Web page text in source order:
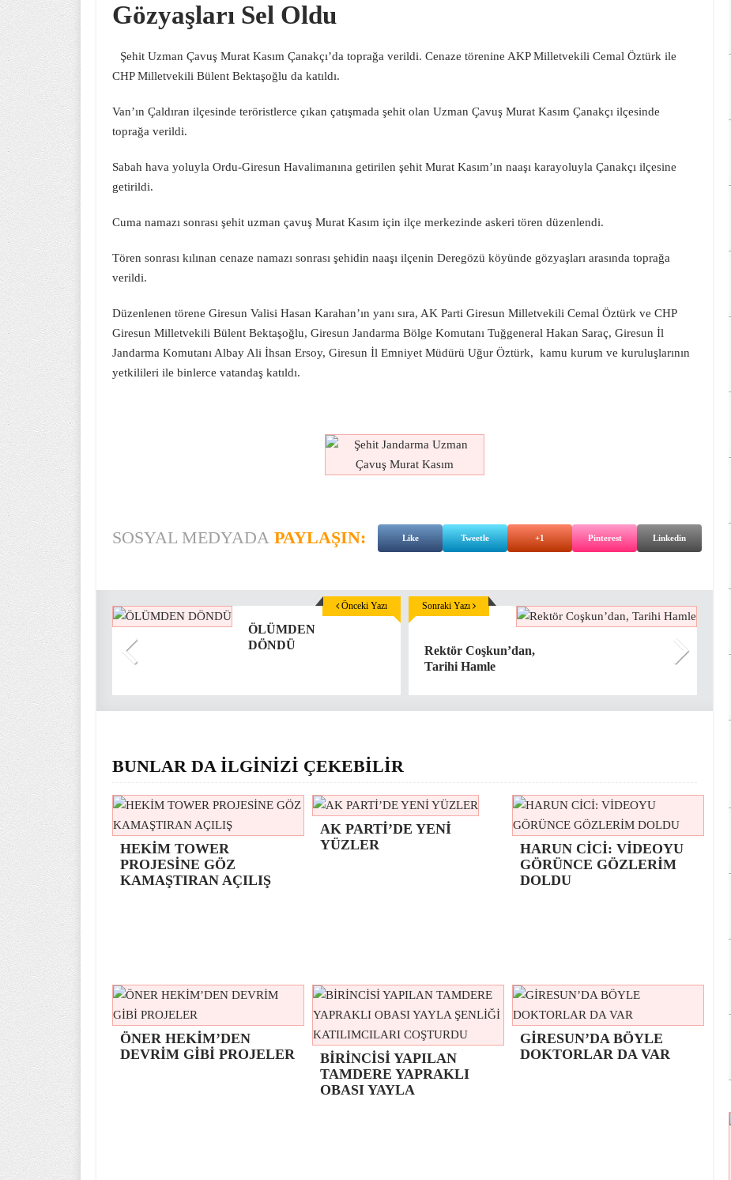
Gözyaşları Sel Oldu
Şehit Uzman Çavuş Murat Kasım Çanakçı’da toprağa verildi. Cenaze törenine AKP Milletvekili Cemal Öztürk ile
CHP Milletvekili Bülent Bektaşoğlu da katıldı.
Van’ın Çaldıran ilçesinde teröristlerce çıkan çatışmada şehit olan Uzman Çavuş Murat Kasım Çanakçı ilçesinde
toprağa verildi.
Sabah hava yoluyla Ordu-Giresun Havalimanına getirilen şehit Murat Kasım’ın naaşı karayoluyla Çanakçı ilçesine
getirildi.
Cuma namazı sonrası şehit uzman çavuş Murat Kasım için ilçe merkezinde askeri tören düzenlendi.
Tören sonrası kılınan cenaze namazı sonrası şehidin naaşı ilçenin Deregözü köyünde gözyaşları arasında toprağa
verildi.
Düzenlenen törene Giresun Valisi Hasan Karahan’ın yanı sıra, AK Parti Giresun Milletvekili Cemal Öztürk ve CHP
Giresun Milletvekili Bülent Bektaşoğlu, Giresun Jandarma Bölge Komutanı Tuğgeneral Hakan Saraç, Giresun İl
Jandarma Komutanı Albay Ali İhsan Ersoy, Giresun İl Emniyet Müdürü Uğur Öztürk, kamu kurum ve kuruluşlarının
yetkilileri ile binlerce vatandaş katıldı.
SOSYAL MEDYADA PAYLAŞIN: Like Tweetle +1 Pinterest Linkedin
ÖLÜMDEN
DÖNDÜ
Önceki Yazı
Rektör Coşkun’dan,
Tarihi Hamle
Sonraki Yazı
BUNLAR DA İLGİNİZİ ÇEKEBİLİR
HEKİM TOWER
PROJESİNE GÖZ
KAMAŞTIRAN AÇILIŞ
AK PARTİ’DE YENİ
YÜZLER
HARUN CİCİ: VİDEOYU
GÖRÜNCE GÖZLERİM
DOLDU
ÖNER HEKİM’DEN
DEVRİM GİBİ PROJELER
BİRİNCİSİ YAPILAN
TAMDERE YAPRAKLI
OBASI YAYLA
GİRESUN’DA BÖYLE
DOKTORLAR DA VAR